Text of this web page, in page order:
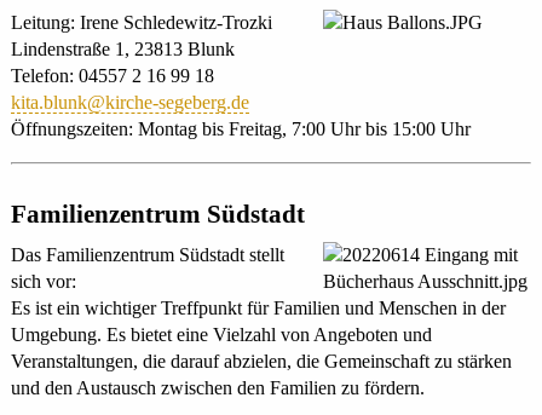
Leitung: Irene Schledewitz-Trozki
Lindenstraße 1, 23813 Blunk
Telefon: 04557 2 16 99 18
kita.blunk@kirche-segeberg.de
Öffnungszeiten: Montag bis Freitag, 7:00 Uhr bis 15:00 Uhr
Familienzentrum Südstadt
Das Familienzentrum Südstadt stellt
sich vor:
Es ist ein wichtiger Treffpunkt für Familien und Menschen in der
Umgebung. Es bietet eine Vielzahl von Angeboten und
Veranstaltungen, die darauf abzielen, die Gemeinschaft zu stärken
und den Austausch zwischen den Familien zu fördern.